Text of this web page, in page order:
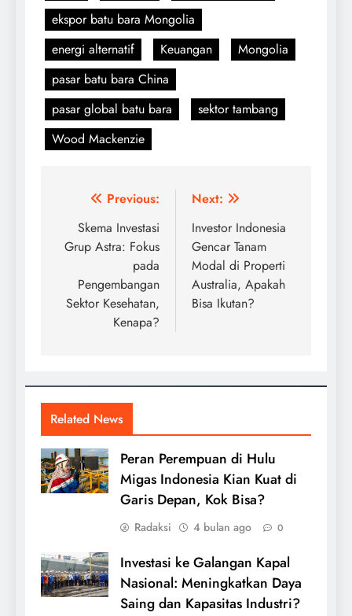
ekspor batu bara Mongolia
energi alternatif
Keuangan
Mongolia
pasar batu bara China
pasar global batu bara
sektor tambang
Wood Mackenzie
Navigasi
pos
Previous:
Skema Investasi
Grup Astra: Fokus
pada
Pengembangan
Sektor Kesehatan,
Kenapa?
Next:
Investor Indonesia
Gencar Tanam
Modal di Properti
Australia, Apakah
Bisa Ikutan?
Related News
Peran Perempuan di Hulu
Migas Indonesia Kian Kuat di
Garis Depan, Kok Bisa?
Radaksi 4 bulan ago 0
Investasi ke Galangan Kapal
Nasional: Meningkatkan Daya
Saing dan Kapasitas Industri?